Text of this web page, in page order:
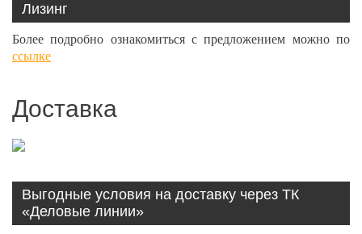
Лизинг
Более подробно ознакомиться с предложением можно по
ссылке
Доставка
Выгодные условия на доставку через ТК
«Деловые линии»